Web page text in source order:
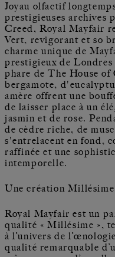
Joyau olfactif
prestigieuses archives
Creed, Royal Mayfair
Vert, revigorant et so
charme unique de
prestigieux de Londres
phare de The House of
bergamote,
amère offrent une
de laisser place à un
jasmin et de rose.
de cèdre riche, de
s'entrelacent en fond,
raffinée et une
intemporelle.
Une création Millésime
Royal Mayfair est un
qualité « Millésime »,
à l’univers de
qualité remarquable